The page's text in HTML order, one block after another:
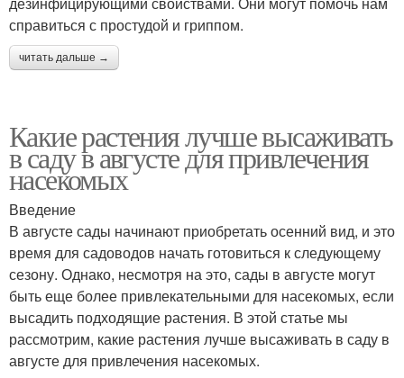
справиться с простудой и гриппом.
читать дальше →
Какие растения лучше высаживать
в саду в августе для привлечения
насекомых
Введение
В августе сады начинают приобретать осенний вид, и это
время для садоводов начать готовиться к следующему
сезону. Однако, несмотря на это, сады в августе могут
быть еще более привлекательными для насекомых, если
высадить подходящие растения. В этой статье мы
рассмотрим, какие растения лучше высаживать в саду в
августе для привлечения насекомых.